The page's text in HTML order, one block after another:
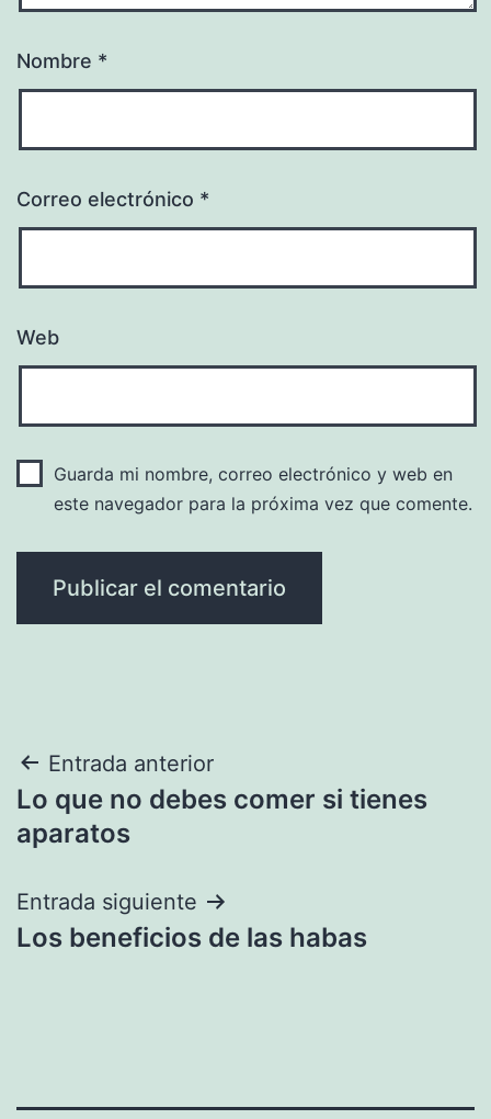
Nombre *
Correo electrónico *
Web
Guarda mi nombre, correo electrónico y web en
este navegador para la próxima vez que comente.
Navegación
de
Entrada anterior
Lo que no debes comer si tienes
aparatos
Entrada siguiente
Los beneficios de las habas